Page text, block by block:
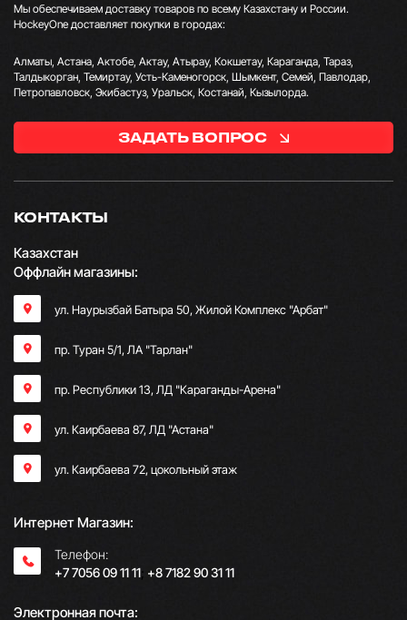
КОНТАКТЫ
Казахстан
Оффлайн магазины:
ул. Наурызбай Батыра 50, Жилой Комплекс "Арбат"
пр. Туран 5/1, ЛА "Тарлан"
пр. Республики 13, ​ЛД "Караганды-Арена"
ул. Каирбаева 87, ЛД "Астана"
ул. Каирбаева 72, цокольный этаж
Интернет Магазин:
Телефон:
+7 7056 09 11 11; +8 7182 90 31 11
Электронная почта:
Мы обеспечиваем доставку товаров по всему Казахстану и России.
HockeyOne доставляет покупки в городах:
Алматы, Астана, Актобе, Актау, Атырау, Кокшетау, Караганда, Тараз,
Талдыкорган, Темиртау, Усть-Каменогорск, Шымкент, Семей, Павлодар,
Петропавловск, Экибастуз, Уральск, Костанай, Кызылорда.
ЗАДАТЬ ВОПРОС